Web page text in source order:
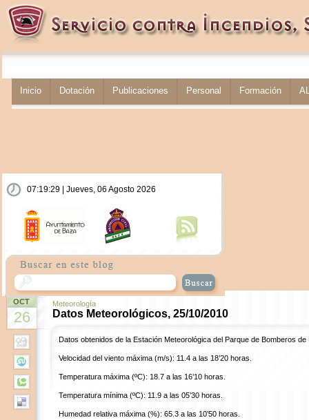
Inicio Dotación Publicaciones Personal Formación
07:19:30 | Jueves, 06 Agosto 2026
OCT
26
Meteorología
Datos Meteorológicos, 25/10/2010
Datos obtenidos de la Estación Meteorológica del Parque de Bomberos de
Velocidad del viento máxima (m/s): 11.4 a las 18’20 horas.
Temperatura máxima (ºC): 18.7 a las 16’10 horas.
Temperatura mínima (ºC): 11.9 a las 05’30 horas.
Humedad relativa máxima (%): 65.3 a las 10’50 horas.